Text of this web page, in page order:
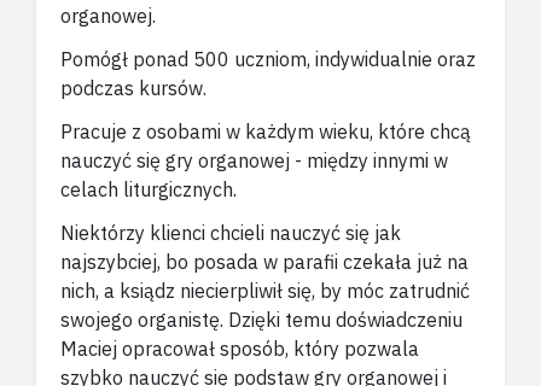
organowej.
Pomógł ponad 500 uczniom, indywidualnie oraz
podczas kursów.
Pracuje z osobami w każdym wieku, które chcą
nauczyć się gry organowej - między innymi w
celach liturgicznych.
Niektórzy klienci chcieli nauczyć się jak
najszybciej, bo posada w parafii czekała już na
nich, a ksiądz niecierpliwił się, by móc zatrudnić
swojego organistę. Dzięki temu doświadczeniu
Maciej opracował sposób, który pozwala
szybko nauczyć się podstaw gry organowej i